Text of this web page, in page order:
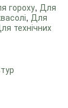
гороху, Для
, Для
технічних